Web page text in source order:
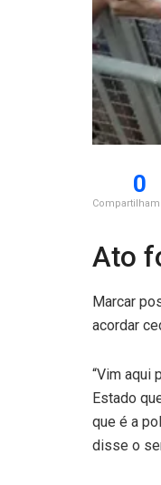
0
Ato
Marcar
acordar
“Vim aqui
Estado
que é a
disse o